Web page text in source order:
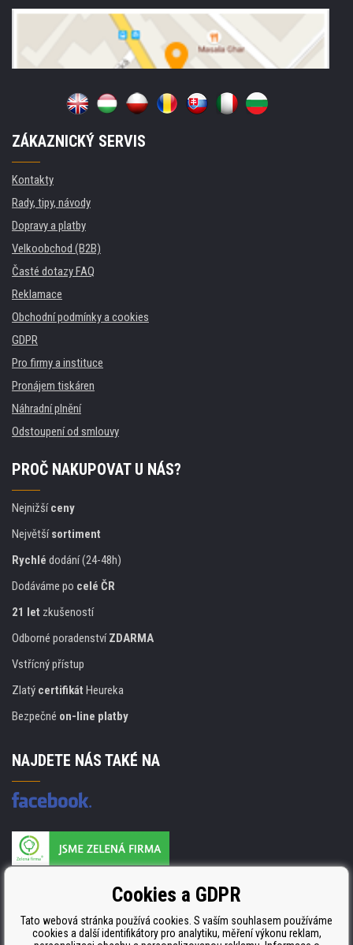
ZÁKAZNICKÝ SERVIS
Kontakty
Rady, tipy, návody
Dopravy a platby
Velkoobchod (B2B)
Časté dotazy FAQ
Reklamace
Obchodní podmínky a cookies
GDPR
Pro firmy a instituce
Pronájem tiskáren
Náhradní plnění
Odstoupení od smlouvy
PROČ NAKUPOVAT U NÁS?
Nejnižšíceny
Největšísortiment
Rychlé dodání (24-48h)
Dodáváme po celé ČR
21 let zkušeností
Odborné poradenstvíZDARMA
Vstřícný přístup
Zlatý certifikát Heureka
Bezpečné on-line platby
NAJDETE NÁS TAKÉ NA
ISO 9001. ISO 14001 a STMC.Cookies a GDPR
Tato webová stránka používá cookies. S vaším souhlasem používáme
cookies a další identifikátory pro analytiku, měření výkonu reklam,